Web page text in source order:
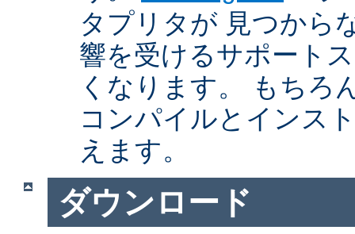
タプリタが 見つから
響を受けるサポート
くなります。 もちろ
コンパイルとインス
えます。
ダウンロード